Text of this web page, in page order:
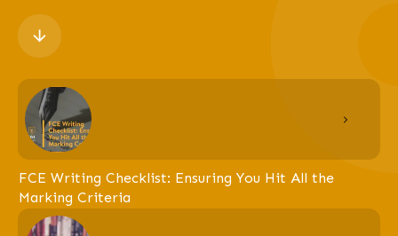
FCE Writing Checklist: Ensuring You Hit All the
Marking Criteria